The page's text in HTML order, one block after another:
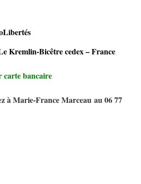
Kremlin-Bicêtre cedex – France
carte bancaire
à Marie-France Marceau au 06 77